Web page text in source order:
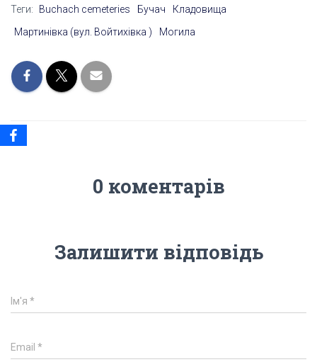
Теги: Buchach cemeteries Бучач
Кладовища
Мартинівка (вул. Войтихівка )
Могила
0 коментарів
Залишити відповідь
Ім'я *
Email *